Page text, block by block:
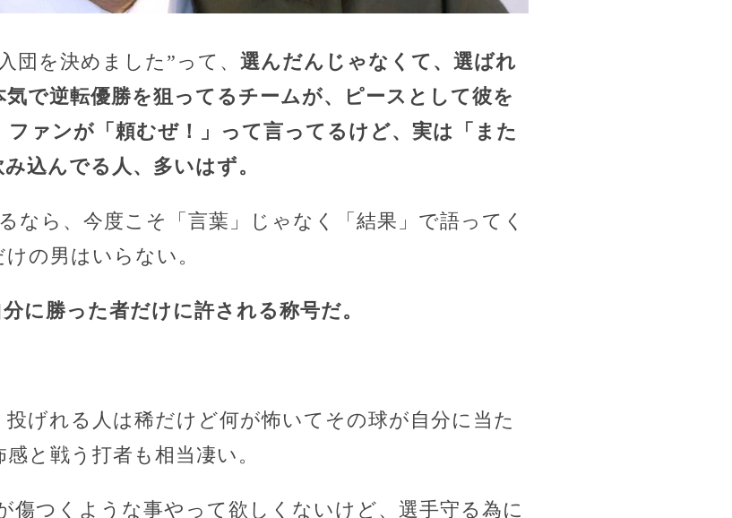
団を決めました”って、 選んだんじゃなくて、選ばれ
気で逆転優勝を狙ってるチームが、ピースとして彼を
ァンが「頼むぜ！」って言ってるけど、実は 「また
込んでる人、多いはず。
なら、今度こそ「言葉」じゃなく「結果」で語ってく
の男はいらない。
に勝った者だけに許される称号だ。
げれる人は稀だけど何が怖いてその球が自分に当た
と戦う打者も相当凄い。
傷つくような事やって欲しくないけど、選手守る為に